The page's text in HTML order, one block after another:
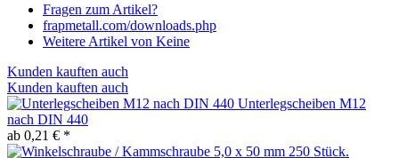
Fragen zum Artikel?
frapmetall.com/downloads.php
Weitere Artikel von Keine
Kunden kauften auch
Kunden kauften auch
Unterlegscheiben M12
nach DIN 440
ab 0,21 € *